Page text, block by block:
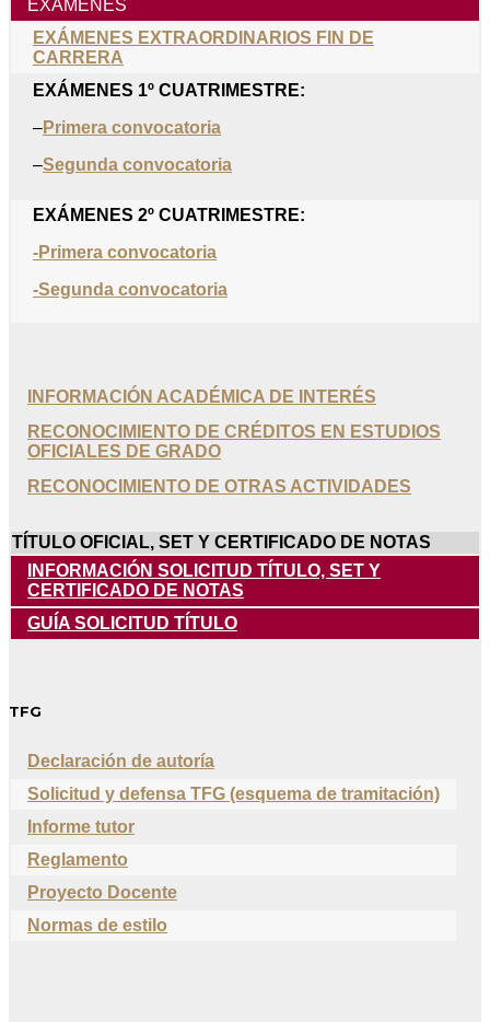
EXÁMENES
EXÁMENES EXTRAORDINARIOS FIN DE
CARRERA
EXÁMENES 1º CUATRIMESTRE:
–Primera convocatoria
–Segunda convocatoria
EXÁMENES 2º CUATRIMESTRE:
-Primera convocatoria
-Segunda convocatoria
INFORMACIÓN ACADÉMICA DE INTERÉS
RECONOCIMIENTO DE CRÉDITOS EN ESTUDIOS
OFICIALES DE GRADO
RECONOCIMIENTO DE OTRAS ACTIVIDADES
TÍTULO OFICIAL, SET Y CERTIFICADO DE NOTAS
INFORMACIÓN SOLICITUD TÍTULO, SET Y
CERTIFICADO DE NOTAS
GUÍA SOLICITUD TÍTULO
TFG
Declaración de autoría
Solicitud y defensa TFG (esquema de tramitación)
Informe tutor
Reglamento
Proyecto Docente
Normas de estilo